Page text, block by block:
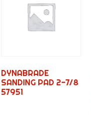
DYNABRADE
SANDING PAD 2-7/8
57951